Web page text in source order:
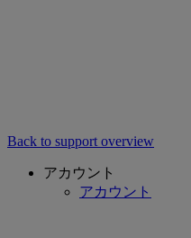
Back to support overview
アカウント
アカウント